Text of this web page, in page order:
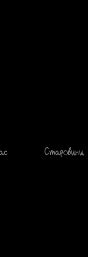
Старовини